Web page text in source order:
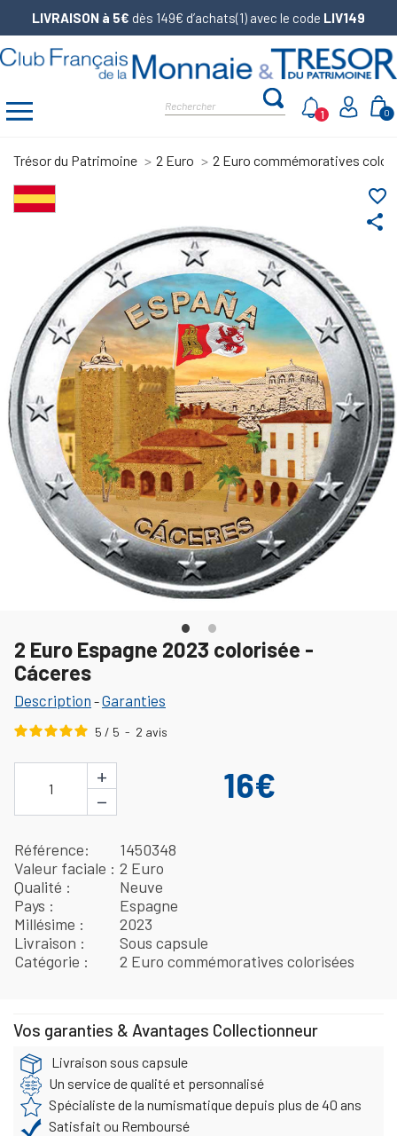
LIVRAISON à 5€ dès 149€ d’achats(1) avec le code LIV149
0
1
Trésor du Patrimoine 2 Euro 2 Euro commémoratives
share
favorite_border
2 Euro Espagne 2023 colorisée -
Cáceres
Description -Garanties
5 / 5 - 2 avis
1
+
−
16€
Référence
1450348
Valeur faciale
2 Euro
Qualité
Neuve
Pays
Espagne
Millésime
2023
Livraison
Sous capsule
Catégorie
2 Euro commémoratives colorisées
Vos garanties & Avantages Collectionneur
Livraison sous capsule
Un service de qualité et personnalisé
Spécialiste de la numismatique depuis plus de 40 ans
Satisfait ou Remboursé